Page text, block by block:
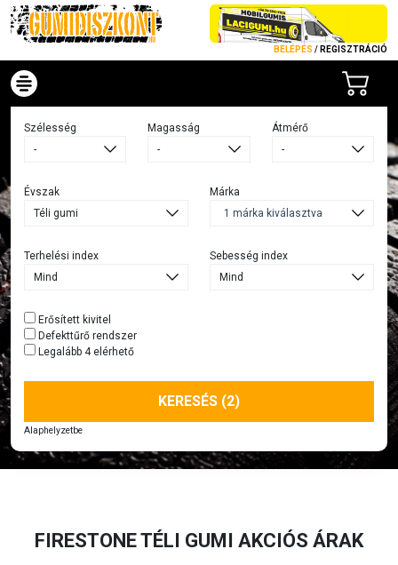
BELÉPÉS / REGISZTRÁCIÓ
Szélesség Magasság Átmérő
Évszak
Terhelési index
Márka
1 márka kiválasztva
Sebesség index
Erősített kivitel
Defekttűrő rendszer
Legalább 4 elérhető
KERESÉS (2)
Alaphelyzetbe
FIRESTONETÉLI GUMI AKCIÓS ÁRAK